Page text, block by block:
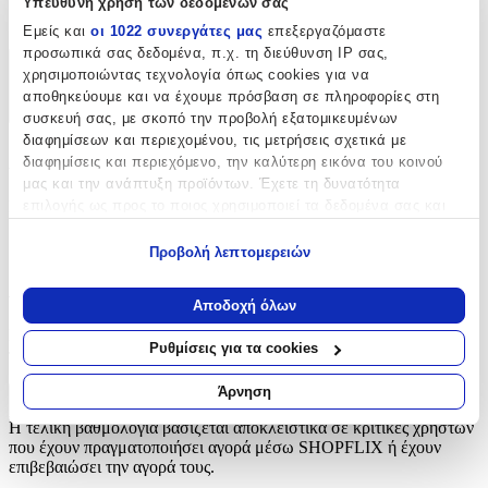
Εμείς και οι 1022 συνεργάτες μας επεξεργαζόμαστε
προσωπικά σας δεδομένα, π.χ. τη διεύθυνση IP σας,
χρησιμοποιώντας τεχνολογία όπως cookies για να
αποθηκεύουμε και να έχουμε πρόσβαση σε πληροφορίες στη
συσκευή σας, με σκοπό την προβολή εξατομικευμένων
διαφημίσεων και περιεχομένου, τις μετρήσεις σχετικά με
διαφημίσεις και περιεχόμενο, την καλύτερη εικόνα του κοινού
μας και την ανάπτυξη προϊόντων. Έχετε τη δυνατότητα
Να συλλέξουμε πληροφορίες σχετικά με τη γεωγραφική
σας τοποθεσία, οι οποίες μπορεί να είναι ακριβείς σε
απόσταση μερικών μέτρων
Να αναγνωρίσουμε τη συσκευή σας σαρώνοντας ενεργά
για συγκεκριμένα χαρακτηριστικά (δακτυλικό αποτύπωμα)
Μάθετε περισσότερα σχετικά με τον τρόπο επεξεργασίας των
προσωπικών σας δεδομένων και καθορίστε τις προτιμήσεις σας
στηνενότητα “Λεπτομέρειες”. Μπορείτε να αλλάξετε ή να
ανακαλέσετε τη συγκατάθεσή σας ανά πάσα στιγμή από τη
Προβολή λεπτομερειών
Αποδοχή όλων
Ρυθμίσεις για τα cookies
Άρνηση
Χαρακτηριστικά
+
Χαρακτηριστικά
Αξιολογήσεις
Προς το παρόν δεν υπάρχουν άλλες αξιολογήσεις. Όταν
προστεθούν, θα εμφανιστούν εδώ.
Πώς υπολογίζεται η βαθμολογία
Η τελική βαθμολογία βασίζεται αποκλειστικά σε κριτικές χρηστών
που έχουν πραγματοποιήσει αγορά μέσω SHOPFLIX ή έχουν
επιβεβαιώσει την αγορά τους.